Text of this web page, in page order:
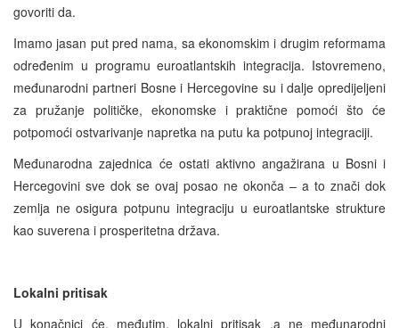
govoriti da.
Imamo jasan put pred nama, sa ekonomskim i drugim reformama
određenim u programu euroatlantskih integracija. Istovremeno,
međunarodni partneri Bosne i Hercegovine su i dalje opredijeljeni
za pružanje političke, ekonomske i praktične pomoći što će
potpomoći ostvarivanje napretka na putu ka potpunoj integraciji.
Međunarodna zajednica će ostati aktivno angažirana u Bosni i
Hercegovini sve dok se ovaj posao ne okonča – a to znači dok
zemlja ne osigura potpunu integraciju u euroatlantske strukture
kao suverena i prosperitetna država.
Lokalni pritisak
U konačnici će, međutim, lokalni pritisak ,a ne međunarodni